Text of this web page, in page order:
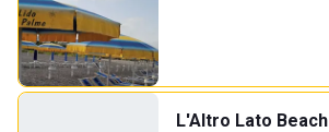
L'Altro Lato Beach